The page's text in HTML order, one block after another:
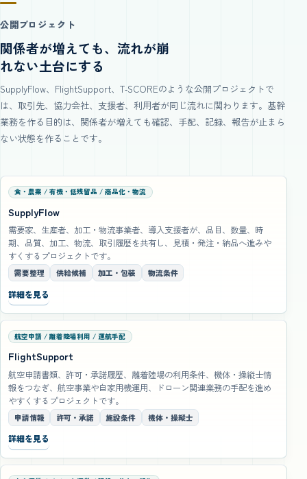
公開プロジェクト
関係者が増えても、流れが崩
れない土台にする
SupplyFlow、FlightSupport、T‑SCOREのような公開プロジェクトで
は、取引先、協力会社、支援者、利用者が同じ流れに関わります。基幹
業務を作る目的は、関係者が増えても確認、手配、記録、報告が止まら
ない状態を作ることです。
食・農業 / 有機・低残留品 / 商品化・物流
SupplyFlow
需要家、生産者、加工・物流事業者、導入支援者が、品目、数量、時
期、品質、加工、物流、取引履歴を共有し、見積・発注・納品へ進みや
すくするプロジェクトです。
需要整理 供給候補 加工・包装 物流条件
詳細を見る
航空申請 / 離着陸場利用 / 運航手配
FlightSupport
航空申請書類、許可・承諾履歴、離着陸場の利用条件、機体・操縦士情
報をつなぎ、航空事業や自家用機運用、ドローン関連業務の手配を進め
やすくするプロジェクトです。
申請情報 許可・承諾 施設条件 機体・操縦士
詳細を見る